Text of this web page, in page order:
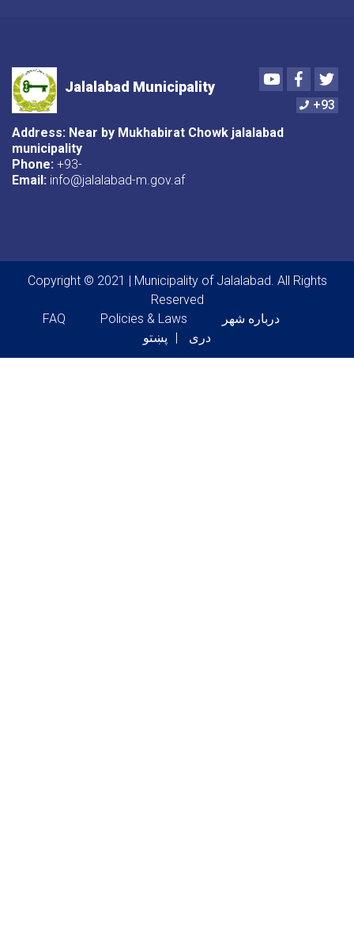
Jalalabad Municipality
Youtube
+93
Address: Near by Mukhabirat Chowk jalalabad
municipality
Phone: +93-
Email: info@jalalabad-m.gov.af
Copyright © 2021 | Municipality of Jalalabad. All Rights
Reserved
Footer menu
FAQ Policies & Laws
درباره شهر
پښتو
دری